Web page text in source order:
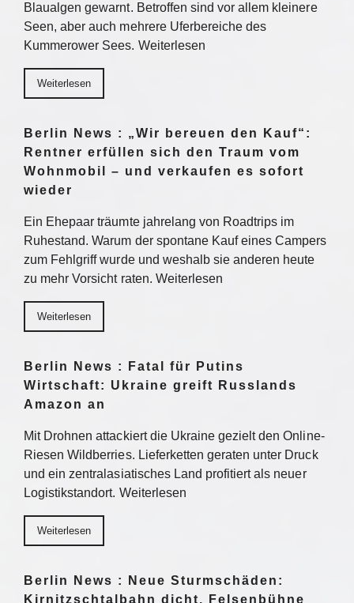
Blaualgen gewarnt. Betroffen sind vor allem kleinere
Seen, aber auch mehrere Uferbereiche des
Kummerower Sees. Weiterlesen
Weiterlesen
Berlin News : „Wir bereuen den Kauf“:
Rentner erfüllen sich den Traum vom
Wohnmobil – und verkaufen es sofort
wieder
Ein Ehepaar träumte jahrelang von Roadtrips im
Ruhestand. Warum der spontane Kauf eines Campers
zum Fehlgriff wurde und weshalb sie anderen heute
zu mehr Vorsicht raten. Weiterlesen
Weiterlesen
Berlin News : Fatal für Putins
Wirtschaft: Ukraine greift Russlands
Amazon an
Mit Drohnen attackiert die Ukraine gezielt den Online-
Riesen Wildberries. Lieferketten geraten unter Druck
und ein zentralasiatisches Land profitiert als neuer
Logistikstandort. Weiterlesen
Weiterlesen
Berlin News : Neue Sturmschäden:
Kirnitzschtalbahn dicht, Felsenbühne